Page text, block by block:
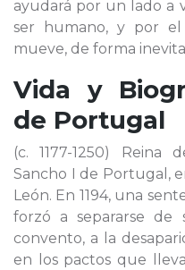
ayudará por un lado a
ser humano, y por
mueve, de forma
Vida y
de Portugal
(c. 1177-1250) Reina
Sancho I de Portugal,
León. En 1194, una
forzó a separarse de
convento, a la
en los pactos que